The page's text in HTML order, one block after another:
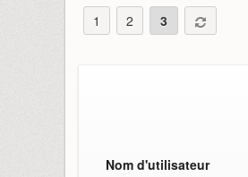
1 2 3
Nom d'utilisateur